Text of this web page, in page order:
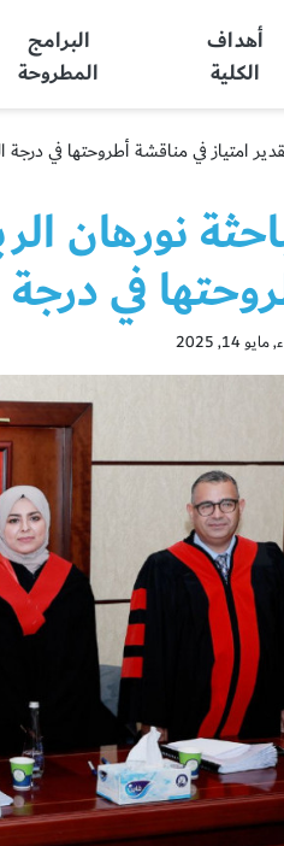
أهداف
الكلية
البرامج
المطروحة
امتياز في مناقشة أطروحتها في درجة
نورهان
في درجة
14, 2025